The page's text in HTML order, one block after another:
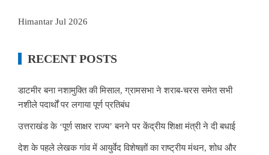
Himantar Jul 2026
RECENT POSTS
डाटमीर बना नशामुक्ति की मिसाल, ग्रामसभा ने शराब-चरस समेत सभी
नशीले पदार्थों पर लगाया पूर्ण प्रतिबंध
उत्तराखंड के ‘पूर्ण साक्षर राज्य’ बनने पर केंद्रीय शिक्षा मंत्री ने दी बधाई
देश के पहले लेखक गांव में आयुर्वेद विशेषज्ञों का राष्ट्रीय मंथन, शोध और